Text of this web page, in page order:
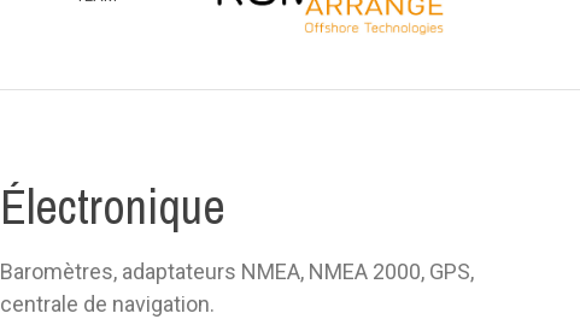
Électronique
Baromètres, adaptateurs NMEA, NMEA 2000, GPS,
centrale de navigation.